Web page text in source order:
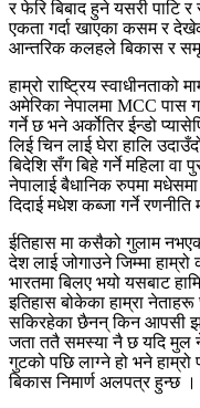
र फेरि बिबाद हुने यसरी पाटि
एकता गर्दा खाएका कसम र
आन्तरिक कलहले बिकास र
हाम्रो राष्ट्रिय
अमेरिका नेपालमा MCC पास
गर्ने छ भने अर्कोतिर ईन्डो
लिई चिन लाई घेरा हालि
बिदेशि सँग बिहे गर्ने महिला वा
नेपालाई बैधानिक रुपमा
दिदाई मधेश कब्जा गर्ने रणनीति
ईतिहास मा कसैको गुलाम
देश लाई जोगाउने जिम्मा
भारतमा बिलए भयो यसबाट
इतिहास बोकेका हाम्रा
सकिरहेका छैनन् किन आपसी
जता ततै समस्या नै छ यदि मुल
गुटको पछि लाग्ने हो भने
बिकास निमार्ण अलपत्र हुन्छ ।